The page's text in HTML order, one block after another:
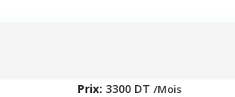
Prix: 3300 DT /Mois